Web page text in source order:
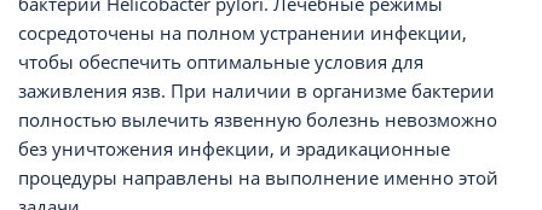
сосредоточены на полном устранении инфекции,
чтобы обеспечить оптимальные условия для
заживления язв. При наличии в организме бактерии
полностью вылечить язвенную болезнь невозможно
без уничтожения инфекции, и эрадикационные
процедуры направлены на выполнение именно этой